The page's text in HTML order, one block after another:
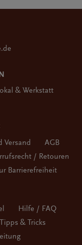
& Werkstatt
Versand
AGB
/ Retouren
Barrierefreiheit
Hilfe / FAQ
Tipps & Tricks